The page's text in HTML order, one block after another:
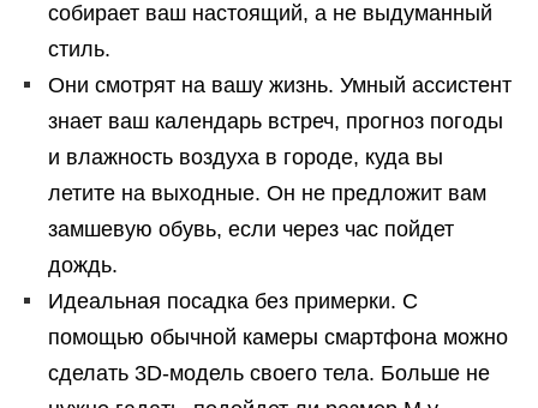
собирает ваш настоящий, а не выдуманный
стиль.
Они смотрят на вашу жизнь. Умный ассистент
знает ваш календарь встреч, прогноз погоды
и влажность воздуха в городе, куда вы
летите на выходные. Он не предложит вам
замшевую обувь, если через час пойдет
дождь.
Идеальная посадка без примерки. С
помощью обычной камеры смартфона можно
сделать 3D-модель своего тела. Больше не